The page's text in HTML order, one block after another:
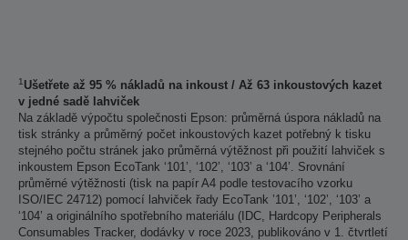
1 Ušetřete až 95 % nákladů na inkoust / Až 63 inkoustových kazet
v jedné sadě lahviček
Na základě výpočtu společnosti Epson: průměrná úspora nákladů na
tisk stránky a průměrný počet inkoustových kazet potřebný k tisku
stejného počtu stránek jako průměrná výtěžnost při použití lahviček s
inkoustem Epson EcoTank ‘101’, ‘102’, ‘103’ a ‘104’. Srovnání
průměrné výtěžnosti (tisk na papír A4 podle testovacího vzorku
ISO/IEC 24712) pomocí lahviček řady EcoTank ’101’, ‘102’, ‘103’ a
‘104’ a originálního spotřebního materiálu (IDC, Hardcopy Peripherals
Consumables Tracker, dodávky v roce 2023, publikováno v 1. čtvrtletí